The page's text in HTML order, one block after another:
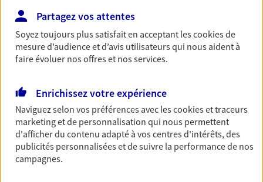
Découvrir les offres Épargne
Retraite
notre solution PER (Plan Epargne Retraite)
spécialement conçue pour la retraite.
Découvrir l'offre Retraite
Prévoyance
Partagez vos attentes
Soyez toujours plus satisfait en acceptant lescookiesde
mesure d’audience et d’avis utilisateurs qui nous aident à
faire évoluer nos offres et nos services.
Enrichissez votre expérience
Naviguez selon vos préférences avec lescookies et traceurs
marketing et de personnalisation qui nous permettent
d'afficher du contenu adapté à vos centres d'intérêts, des
publicités personnalisées et de suivre la performance de nos
campagnes.